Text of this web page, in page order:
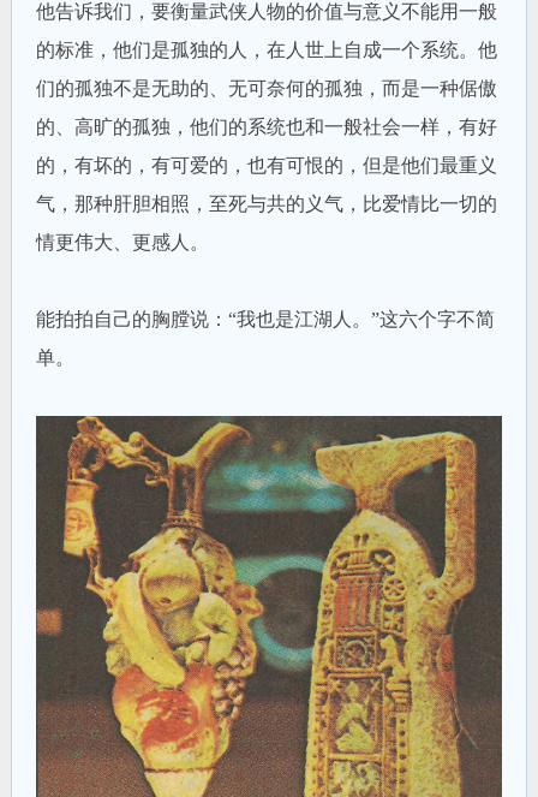
他告诉我们，要衡量武侠人物的价值与意义不能用一般
的标准，他们是孤独的人，在人世上自成一个系统。他
们的孤独不是无助的、无可奈何的孤独，而是一种倨傲
的、高旷的孤独，他们的系统也和一般社会一样，有好
的，有坏的，有可爱的，也有可恨的，但是他们最重义
气，那种肝胆相照，至死与共的义气，比爱情比一切的
情更伟大、更感人。
能拍拍自己的胸膛说：“我也是江湖人。”这六个字不简
单。